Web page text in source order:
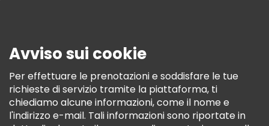
Termini E Condizioni
Informativa Sui Cookie
Freetour Premi
Programma Di Fidelizzazione
Avviso sui cookie
Per effettuare le prenotazioni e soddisfare le tue
richieste di servizio tramite la piattaforma, ti
chiediamo alcune informazioni, come il nome e
l'indirizzo e-mail. Tali informazioni sono riportate in